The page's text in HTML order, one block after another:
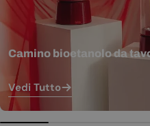
Camino bioetanolo da
Vedi Tutto